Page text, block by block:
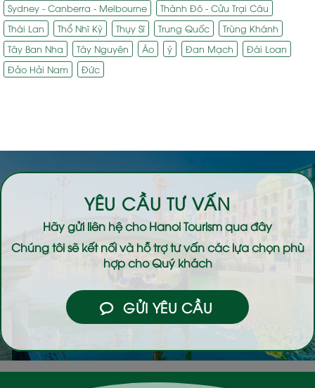
Sydney - Canberra - Melbourne
Thành Đô - Cửu Trại Câu
Thái Lan
Thổ Nhĩ Kỳ Thụy Sĩ Trung Quốc
Trùng Khánh
Tây Ban Nha
Tây Nguyên Áo ý Đan Mạch
Đài Loan
Đảo Hải Nam
Đức
YÊU CẦU TƯ VẤN
Hãy gửi liên hệ choHanoi Tourismqua đây
Chúng tôi sẽ kết nối và hỗ trợ tư vấn các lựa chọn phù
hợp cho Quý khách
GỬI YÊU CẦU